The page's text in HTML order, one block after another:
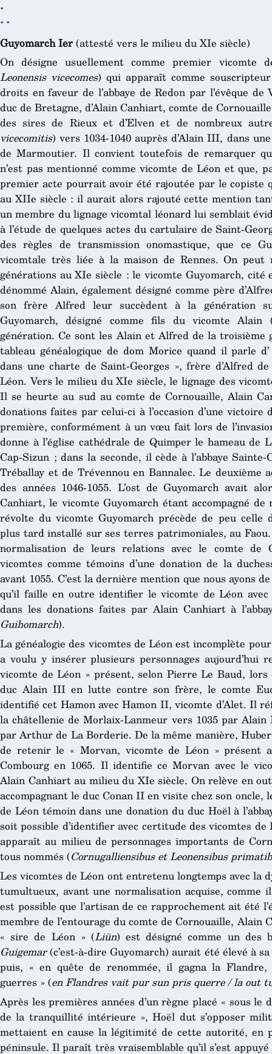
*
* *
Guyomarch Ier (attesté vers le milieu du XIe siècle)
On désigne usuellement comme premier vicomte
Leonensis vicecomes) qui apparaît comme
droits en faveur de l’abbaye de Redon par l’évêque
duc de Bretagne, d’Alain Canhiart, comte de
des sires de Rieux et d’Elven et de nombreux
vicecomitis) vers 1034-1040 auprès d’Alain III, dans
de Marmoutier. Il convient toutefois de remarquer
n’est pas mentionné comme vicomte de Léon et que,
premier acte pourrait avoir été rajoutée par le copiste
au XIIe siècle : il aurait alors rajouté cette mention
un membre du lignage vicomtal léonard lui semblait
à l’étude de quelques actes du cartulaire de Saint-
des règles de transmission onomastique, que ce
vicomtale très liée à la maison de Rennes. On
générations au XIe siècle : le vicomte Guyomarch, cité
dénommé Alain, également désigné comme père
son frère Alfred leur succèdent à la génération
Guyomarch, désigné comme fils du vicomte
génération. Ce sont les Alain et Alfred de la troisième
tableau généalogique de dom Morice quand il parle
dans une charte de Saint-Georges », frère d’Alfred
Léon. Vers le milieu du XIe siècle, le lignage des
Il se heurte au sud au comte de Cornouaille, Alain
donations faites par celui-ci à l’occasion d’une
première, conformément à un vœu fait lors de
donne à l’église cathédrale de Quimper le hameau de
Cap-Sizun ; dans la seconde, il cède à l’abbaye
Tréballay et de Trévennou en Bannalec. Le
des années 1046-1055. L’ost de Guyomarch avait
Canhiart, le vicomte Guyomarch étant accompagné
révolte du vicomte Guyomarch précède de peu celle
plus tard installé sur ses terres patrimoniales, au Faou.
normalisation de leurs relations avec le comte de
vicomtes comme témoins d’une donation de la
avant 1055. C’est la dernière mention que nous ayons
qu’il faille en outre identifier le vicomte de Léon
dans les donations faites par Alain Canhiart à
Guihomarch).
La généalogie des vicomtes de Léon est incomplète
a voulu y insérer plusieurs personnages aujourd’hui
vicomte de Léon » présent, selon Pierre Le Baud,
duc Alain III en lutte contre son frère, le comte
identifié cet Hamon avec Hamon II, vicomte d’Alet. Il
la châtellenie de Morlaix-Lanmeur vers 1035 par
par Arthur de La Borderie. De la même manière,
de retenir le « Morvan, vicomte de Léon » présent
Combourg en 1065. Il identifie ce Morvan avec le
Alain Canhiart au milieu du XIe siècle. On relève en
accompagnant le duc Conan II en visite chez son oncle,
de Léon témoin dans une donation du duc Hoël à
soit possible d’identifier avec certitude des vicomtes de
apparaît au milieu de personnages importants de
tous nommés (Cornugalliensibus et Leonensibus
Les vicomtes de Léon ont entretenu longtemps avec la
tumultueux, avant une normalisation acquise, comme
est possible que l’artisan de ce rapprochement ait été
membre de l’entourage du comte de Cornouaille, Alain
« sire de Léon » (Liün) est désigné comme un des
Guigemar(c’est-à-dire Guyomarch) aurait été élevé à
puis, « en quête de renommée, il gagna la
guerres » (en Flandres vait pur sun pris querre / la out
Après les premières années d’un règne placé « sous
de la tranquillité intérieure », Hoël dut s’opposer
mettaient en cause la légitimité de cette autorité, en
péninsule. Il paraît très vraisemblable qu’il s’est